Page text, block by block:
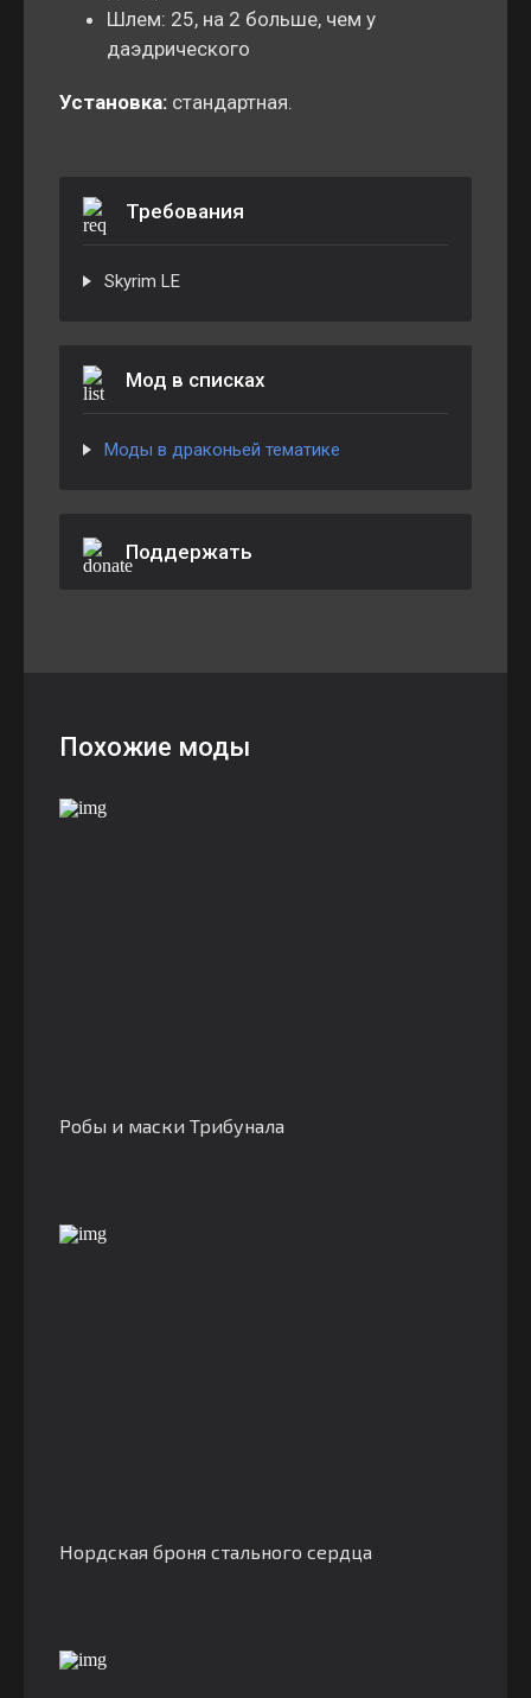
Шлем: 25, на 2 больше, чем у
даэдрического
Установка: стандартная.
Требования
Skyrim LE
Мод в списках
Моды в драконьей тематике
Поддержать
Похожие моды
Робы и маски Трибунала
Нордская броня стального сердца